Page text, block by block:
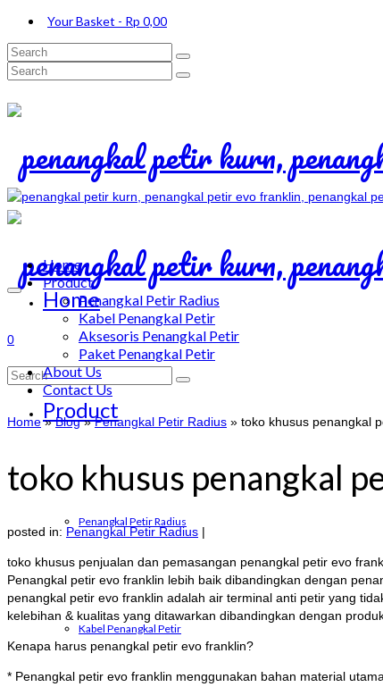
Your Basket - Rp 0,00
Search
for:
Search
Home
Product
Penangkal Petir Radius
Kabel Penangkal Petir
0
Search
Home
Product
Penangkal Petir Radius
Kabel Penangkal Petir
Aksesoris Penangkal Petir
Paket Penangkal Petir
About Us
Contact Us
Home » Blog»Penangkal Petir Radius » toko khusus penangkal
toko khusus penangkal
posted in: Penangkal Petir Radius |
toko khusus penjualan dan pemasangan penangkal petir evo
Penangkal petir evo franklin lebih baik dibandingkan dengan
penangkal petir evo franklin adalah air terminal anti petir yang
kelebihan & kualitas yang ditawarkan dibandingkan dengan
Kenapa harus penangkal petir evo franklin?
* Penangkal petir evo franklin menggunakan bahan material